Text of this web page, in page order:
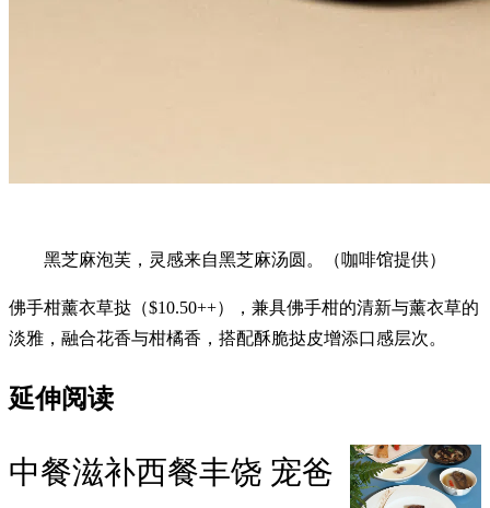
黑芝麻泡芙，灵感来自黑芝麻汤圆。（咖啡馆提供）
佛手柑薰衣草挞（$10.50++），兼具佛手柑的清新与薰衣草的
淡雅，融合花香与柑橘香，搭配酥脆挞皮增添口感层次。
延伸阅读
中餐滋补西餐丰饶 宠爸